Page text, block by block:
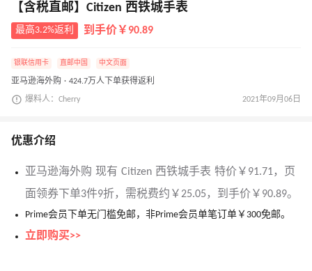
【含税直邮】Citizen 西铁城手表
最高3.2%返利 到手价￥90.89
银联信用卡 直邮中国 中文页面
亚马逊海外购 · 424.7万人下单获得返利
爆料人：Cherry 2021年09月06日
优惠介绍
亚马逊海外购 现有 Citizen 西铁城手表 特价￥91.71，页
面领券下单3件9折，需税费约￥25.05，到手价￥90.89。
Prime会员下单无门槛免邮，非Prime会员单笔订单￥300免邮。
立即购买>>